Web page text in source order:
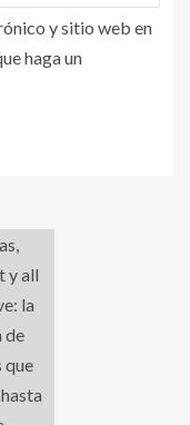
y sitio web en
haga un